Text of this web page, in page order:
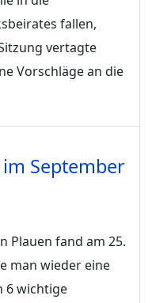
fallen,
vertagte
Vorschläge an die
September
Plauen fand am 25.
man wieder eine
6 wichtige